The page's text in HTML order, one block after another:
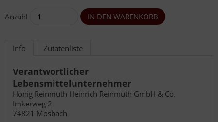
Anzahl
Info Zutatenliste
Verantwortlicher
Lebensmittelunternehmer
Honig Reinmuth Heinrich Reinmuth GmbH & Co.
Imkerweg 2
74821 Mosbach